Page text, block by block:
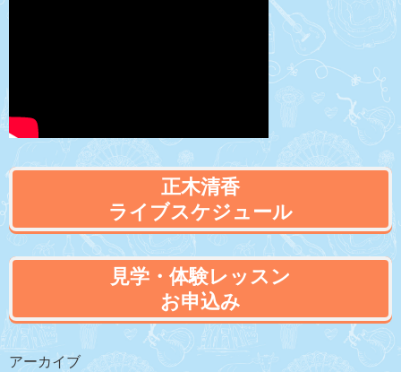
正木清香
ライブスケジュール
見学・体験レッスン
お申込み
アーカイブ